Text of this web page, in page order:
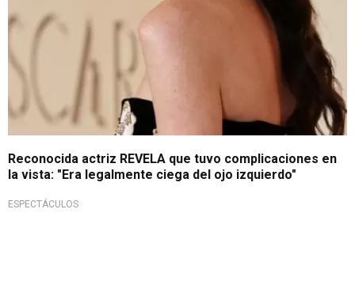
Reconocida actriz REVELA que tuvo complicaciones en
la vista: "Era legalmente ciega del ojo izquierdo"
ESPECTÁCULOS